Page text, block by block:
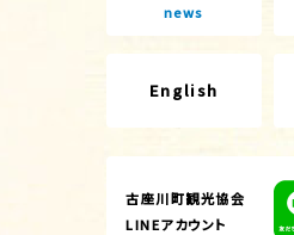
news
English
古座川町観光協会
LINEアカウント